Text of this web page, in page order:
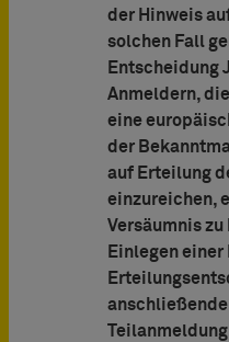
der Hinweis
solchen Fall
Entscheidung
Anmeldern,
eine
der
auf Erteilung
einzureichen,
Versäumnis
Einlegen